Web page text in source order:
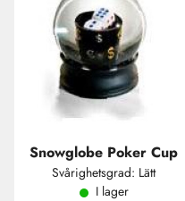
Snowglobe Poker Cup
Svårighetsgrad: Lätt
I lager